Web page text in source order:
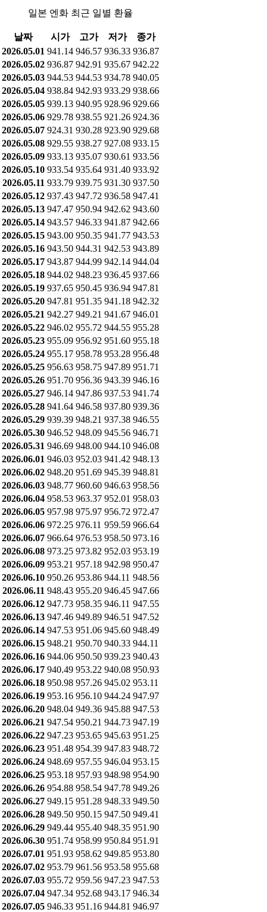
일본 엔화 최근 일별 환율
날짜 시가 고가 저가
종가
2026.05.01 941.14 946.57 936.33 936.87
2026.05.02 936.87 942.91 935.67 942.22
2026.05.03 944.53 944.53 934.78 940.05
2026.05.04 938.84 942.93 933.29 938.66
2026.05.05 939.13 940.95 928.96 929.66
2026.05.06 929.78 938.55 921.26 924.36
2026.05.07 924.31 930.28 923.90 929.68
2026.05.08 929.55 938.27 927.08 933.15
2026.05.09 933.13 935.07 930.61 933.56
2026.05.10 933.54 935.64 931.40 933.92
2026.05.11 933.79 939.75 931.30 937.50
2026.05.12 937.43 947.72 936.58 947.41
2026.05.13 947.47 950.94 942.62 943.60
2026.05.14 943.57 946.33 941.87 942.66
2026.05.15 943.00 950.35 941.77 943.53
2026.05.16 943.50 944.31 942.53 943.89
2026.05.17 943.87 944.99 942.14 944.04
2026.05.18 944.02 948.23 936.45 937.66
2026.05.19 937.65 950.45 936.94 947.81
2026.05.20 947.81 951.35 941.18 942.32
2026.05.21 942.27 949.21 941.67 946.01
2026.05.22 946.02 955.72 944.55 955.28
2026.05.23 955.09 956.92 951.60 955.18
2026.05.24 955.17 958.78 953.28 956.48
2026.05.25 956.63 958.75 947.89 951.71
2026.05.26 951.70 956.36 943.39 946.16
2026.05.27 946.14 947.86 937.53 941.74
2026.05.28 941.64 946.58 937.80 939.36
2026.05.29 939.39 948.21 937.38 946.55
2026.05.30 946.52 948.09 945.56 946.71
2026.05.31 946.69 948.00 944.10 946.08
2026.06.01 946.03 952.03 941.42 948.13
2026.06.02 948.20 951.69 945.39 948.81
2026.06.03 948.77 960.60 946.63 958.56
2026.06.04 958.53 963.37 952.01 958.03
2026.06.05 957.98 975.97 956.72 972.47
2026.06.06 972.25 976.11 959.59 966.64
2026.06.07 966.64 976.53 958.50 973.16
2026.06.08 973.25 973.82 952.03 953.19
2026.06.09 953.21 957.18 942.98 950.47
2026.06.10 950.26 953.86 944.11 948.56
2026.06.11 948.43 955.20 946.45 947.66
2026.06.12 947.73 958.35 946.11 947.55
2026.06.13 947.46 949.89 946.51 947.52
2026.06.14 947.53 951.06 945.60 948.49
2026.06.15 948.21 950.70 940.33 944.11
2026.06.16 944.06 950.50 939.23 940.43
2026.06.17 940.49 953.22 940.08 950.93
2026.06.18 950.98 957.26 945.02 953.11
2026.06.19 953.16 956.10 944.24 947.97
2026.06.20 948.04 949.36 945.88 947.53
2026.06.21 947.54 950.21 944.73 947.19
2026.06.22 947.23 953.65 945.63 951.25
2026.06.23 951.48 954.39 947.83 948.72
2026.06.24 948.69 957.55 946.04 953.15
2026.06.25 953.18 957.93 948.98 954.90
2026.06.26 954.88 958.54 947.78 949.26
2026.06.27 949.15 951.28 948.33 949.50
2026.06.28 949.50 950.15 947.50 949.41
2026.06.29 949.44 955.40 948.35 951.90
2026.06.30 951.74 958.99 950.84 951.91
2026.07.01 951.93 958.62 949.85 953.80
2026.07.02 953.79 961.56 953.58 955.68
2026.07.03 955.72 959.56 947.23 947.53
2026.07.04 947.34 952.68 943.17 946.34
2026.07.05 946.33 951.16 944.81 946.97